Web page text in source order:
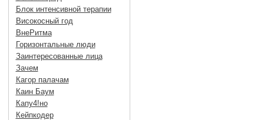
Блок интенсивной терапии
Високосный год
ВнеРитма
Горизонтальные люди
Заинтересованные лица
Зачем
Кагор палачам
Каин Баум
Капу4!но
Кейпкодер